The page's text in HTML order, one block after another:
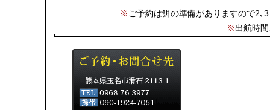
※ ご予約は餌の準備がありますので2､
※出航時